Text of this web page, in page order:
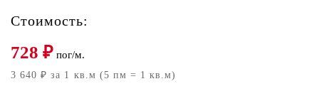
Стоимость:
728 ₽ пог/м.
3 640 ₽ за 1 кв.м (5 пм = 1 кв.м)